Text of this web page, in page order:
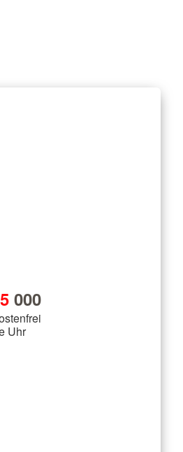
000
Uhr